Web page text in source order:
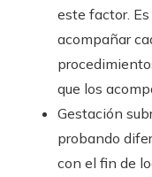
este factor.
acompañar
que los
Gestación
probando
con el fin de